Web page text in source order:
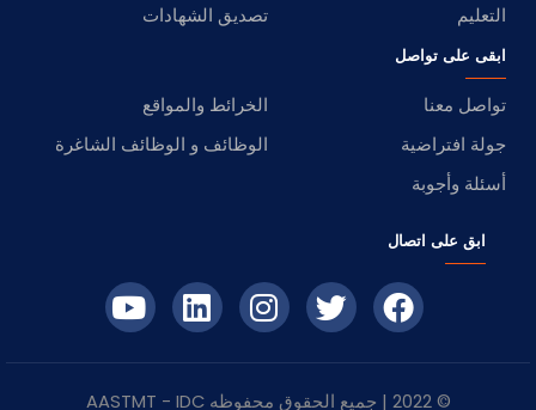
التعليم
تصديق الشهادات
ابقى على تواصل
تواصل معنا
الخرائط والمواقع
جولة افتراضية
الوظائف و الوظائف الشاغرة
أسئلة وأجوبة
ابق على اتصال
© 2022 | جميع الحقوق محفوظه IDC
- AASTMT